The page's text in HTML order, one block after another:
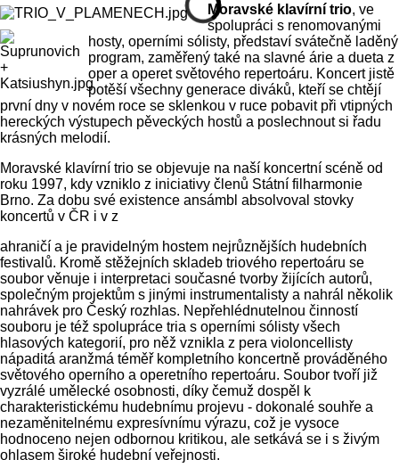
Moravské klavírní trio, ve
spolupráci s renomovanými
hosty, operními sólisty, představí svátečně laděný
program, zaměřený také na slavné árie a dueta z
oper a operet světového repertoáru. Koncert jistě
potěší všechny generace diváků, kteří se chtějí
první dny v novém roce se sklenkou v ruce pobavit při vtipných
hereckých výstupech pěveckých hostů a poslechnout si řadu
krásných melodií.
Moravské klavírní trio se objevuje na naší koncertní scéně od
roku 1997, kdy vzniklo z iniciativy členů Státní filharmonie
Brno. Za dobu své existence ansámbl absolvoval stovky
koncertů v ČR i v z
ahraničí a je pravidelným hostem nejrůznějších hudebních
festivalů. Kromě stěžejních skladeb triového repertoáru se
soubor věnuje i interpretaci současné tvorby žijících autorů,
společným projektům s jinými instrumentalisty a nahrál několik
nahrávek pro Český rozhlas. Nepřehlédnutelnou činností
souboru je též spolupráce tria s operními sólisty všech
hlasových kategorií, pro něž vznikla z pera violoncellisty
nápaditá aranžmá téměř kompletního koncertně prováděného
světového operního a operetního repertoáru. Soubor tvoří již
vyzrálé umělecké osobnosti, díky čemuž dospěl k
charakteristickému hudebnímu projevu - dokonalé souhře a
nezaměnitelnému expresívnímu výrazu, což je vysoce
hodnoceno nejen odbornou kritikou, ale setkává se i s živým
ohlasem široké hudební veřejnosti.